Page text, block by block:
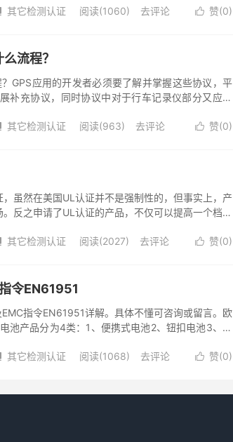
 赞(0)
其它检测认证 阅读(1060) 去评论
流程？
GPS应用的开发者必须要了解并掌握这些协议，平
补充协议，同时协议中对于行车记录仪部分又应用
 赞(0)
其它检测认证 阅读(963) 去评论
虽然在美国UL认证并不是强制性的，但事实上，产
反之申请了UL认证的产品，不仅可以提高一个档次
 赞(0)
其它检测认证 阅读(2027) 去评论
令EN61951
指令EN61951详解。具体不懂可咨询或留言。欧
池产品分为4类：1、便携式电池2、钮扣电池3、工
 赞(0)
其它检测认证 阅读(1068) 去评论